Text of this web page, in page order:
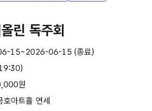
린 독주회
15~2026-06-15 (종료)
원
호아트홀 연세